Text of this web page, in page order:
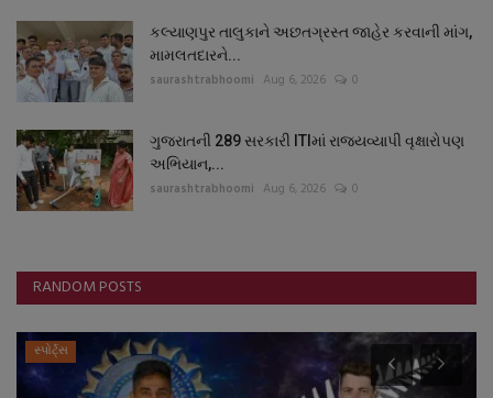
કલ્યાણપુર તાલુકાને અછતગ્રસ્ત જાહેર કરવાની માંગ,
મામલતદારને...
saurashtrabhoomi Aug 6, 2026 0
ગુજરાતની 289 સરકારી ITIમાં રાજ્યવ્યાપી વૃક્ષારોપણ
અભિયાન,...
saurashtrabhoomi Aug 6, 2026 0
RANDOM POSTS
સ્પોર્ટ્સ